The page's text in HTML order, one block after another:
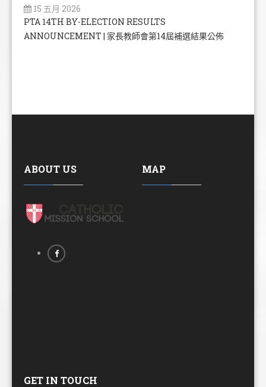
15 五月 2026
PTA 14TH BY-ELECTION RESULTS
ANNOUNCEMENT | 家長教師會第14屆補選結果公佈
ABOUT US MAP
GET IN TOUCH